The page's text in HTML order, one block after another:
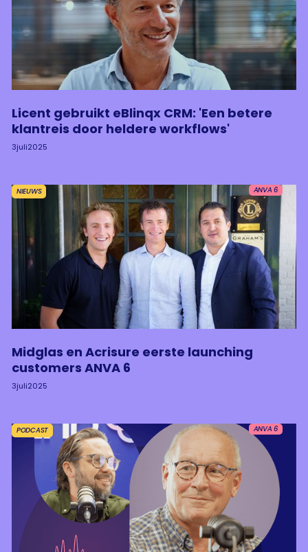
Licent gebruikt eBlinqx CRM: 'Een betere
klantreis door heldere workflows'
3juli2025
ANVA 6
NIEUWS
Midglas en Acrisure eerste launching
customers ANVA 6
3juli2025
ANVA 6
PODCAST